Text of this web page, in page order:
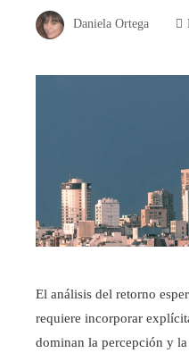
Daniela Ortega
El análisis del retorno
requiere incorporar
dominan la percepción y